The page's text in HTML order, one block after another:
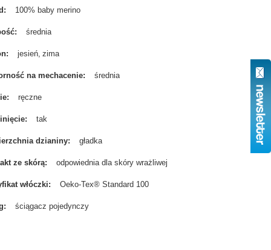
100% baby merino
średnia
jesień zima
na mechacenie średnia
ręczne
tak
dzianiny gładka
ze skórą odpowiednia dla skóry wrażliwej
włóczki Oeko-Tex® Standard 100
ściągacz pojedynczy